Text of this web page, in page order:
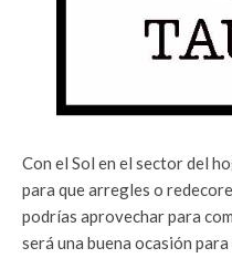
Con el Sol en el sector del
para que arregles o
podrías aprovechar para
será una buena ocasión